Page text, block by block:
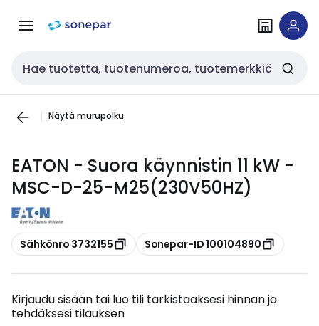
navigointiinsisältöön
Haku
Näytä murupolku
EATON - Suora käynnistin 11 kW -
MSC-D-25-M25(230V50HZ)
Kopioi
Sähkönro 3732155 Kopioi
Sonepar-ID 100104890
Kirjaudu sisään tai luo tili tarkistaaksesi hinnan ja
tehdäksesi tilauksen